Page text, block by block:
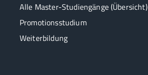
Alle Master-Studiengänge (Übersicht)
Promotionsstudium
Weiterbildung